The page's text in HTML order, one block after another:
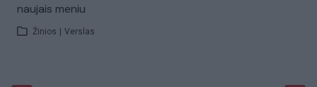
naujais meniu
Žinios Verslas